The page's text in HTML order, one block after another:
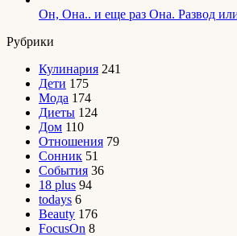
Он, Она.. и еще раз Она. Развод
Рубрики
Кулинария 241
Дети 175
Мода 174
Диеты 124
Дом 110
Отношения 79
Сонник 51
События 36
18 plus 94
todays 6
Beauty 176
FocusOn 8